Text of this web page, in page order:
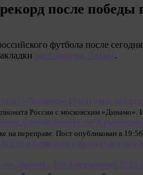
после победы
футбола после
постоянную ссылку.
«Один день
России с московским
Автодвижение по
на переправе. Пост опубликован в
В Сети появились фото сына пса
На The International